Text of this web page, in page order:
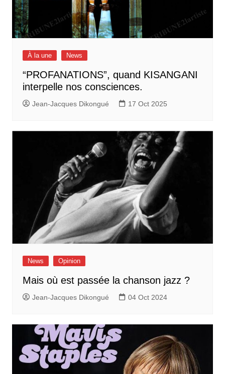
À la une News
“PROFANATIONS”, quand KISANGANI
interpelle nos consciences.
Jean-Jacques Dikongué 17 Oct 2025
News Opinion
Mais où est passée la chanson jazz ?
Jean-Jacques Dikongué 04 Oct 2024